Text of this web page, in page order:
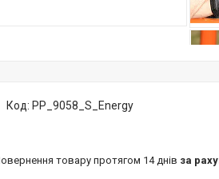
Код: PP_9058_S_Energy
повернення товару протягом 14 днів за